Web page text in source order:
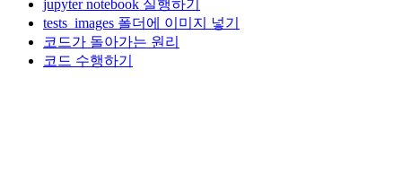
jupyter notebook 실행하기
tests_images 폴더에 이미지 넣기
코드가 돌아가는 원리
코드 수행하기